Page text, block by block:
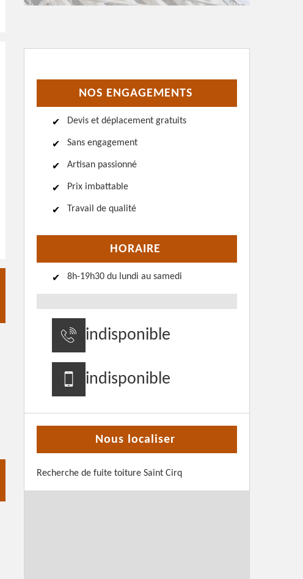
NOS ENGAGEMENTS
Devis et déplacement gratuits
Sans engagement
Artisan passionné
Prix imbattable
Travail de qualité
HORAIRE
8h-19h30 du lundi au samedi
indisponible
indisponible
Nous localiser
Recherche de fuite toiture Saint Cirq